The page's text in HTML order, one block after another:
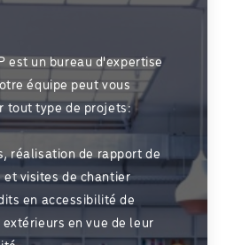
est un bureau d'expertise
équipe peut vous
tout type de projets:
réalisation de rapport de
visites de chantier
en accessibilité de
en vue de leur